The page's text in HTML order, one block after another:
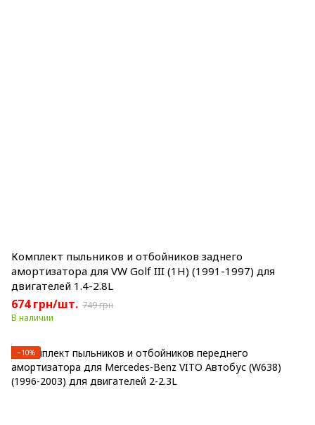
Комплект пыльников и отбойников заднего
амортизатора для VW Golf III (1H) (1991-1997) для
двигателей 1.4-2.8L
674 грн/шт. 749 грн
В наличии
−10%